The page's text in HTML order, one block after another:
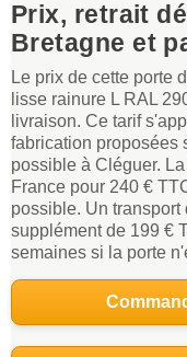
Prix, retrait
Bretagne et
Le prix de cette porte
lisse rainure L RAL
livraison. Ce tarif
fabrication proposées
possible à Cléguer.
France pour 240 €
possible. Un
supplément de 199 €
semaines si la porte